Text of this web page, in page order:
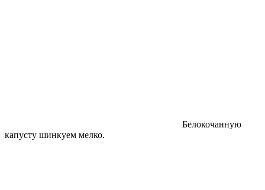
Белокочанную
капусту шинкуем мелко.